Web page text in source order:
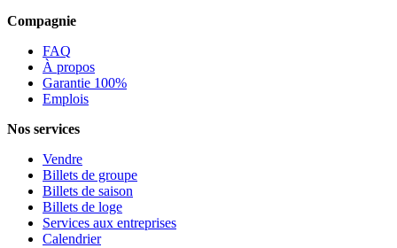
Compagnie
FAQ
À propos
Garantie 100%
Emplois
Nos services
Vendre
Billets de groupe
Billets de saison
Billets de loge
Services aux entreprises
Calendrier